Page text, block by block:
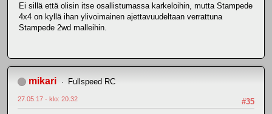
Ei sillä että olisin itse osallistumassa karkeloihin, mutta Stampede
4x4 on kyllä ihan ylivoimainen ajettavuudeltaan verrattuna
Stampede 2wd malleihin.
mikari Fullspeed RC
#35
27.05.17 - klo: 20.32